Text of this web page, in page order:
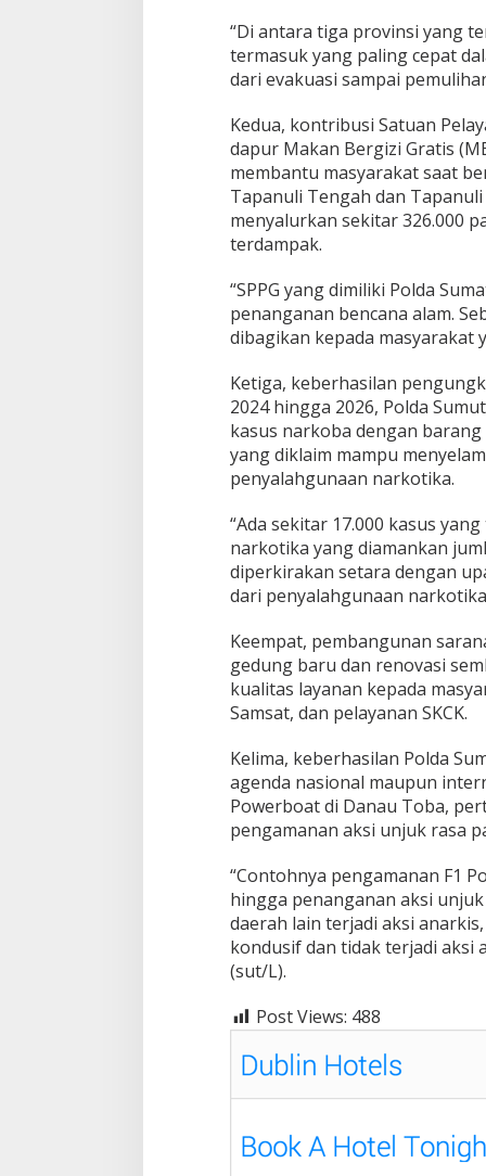
“Di antara tiga provinsi yang
termasuk yang paling cepat
dari evakuasi sampai
Kedua, kontribusi Satuan
dapur Makan Bergizi Gratis
membantu masyarakat saat
Tapanuli Tengah dan Tapanuli
menyalurkan sekitar 326.000
terdampak.
“SPPG yang dimiliki Polda
penanganan bencana alam.
dibagikan kepada masyarakat
Ketiga, keberhasilan
2024 hingga 2026, Polda
kasus narkoba dengan
yang diklaim mampu
penyalahgunaan narkotika.
“Ada sekitar 17.000 kasus
narkotika yang diamankan
diperkirakan setara dengan
dari penyalahgunaan
Keempat, pembangunan
gedung baru dan renovasi
kualitas layanan kepada
Samsat, dan pelayanan SKCK.
Kelima, keberhasilan Polda
agenda nasional maupun
Powerboat di Danau Toba,
pengamanan aksi unjuk rasa
“Contohnya pengamanan F1
hingga penanganan aksi
daerah lain terjadi aksi
kondusif dan tidak terjadi aksi
(sut/L).
Post Views: 488